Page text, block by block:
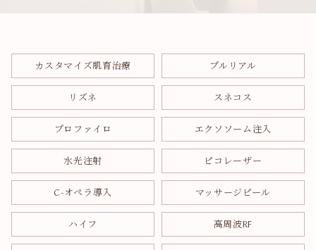
カスタマイズ肌育治療 プルリアル
リズネ スネコス
プロファイロ エクソソーム注入
水光注射 ピコレーザー
C-オペラ導入 マッサージピール
ハイフ 高周波RF